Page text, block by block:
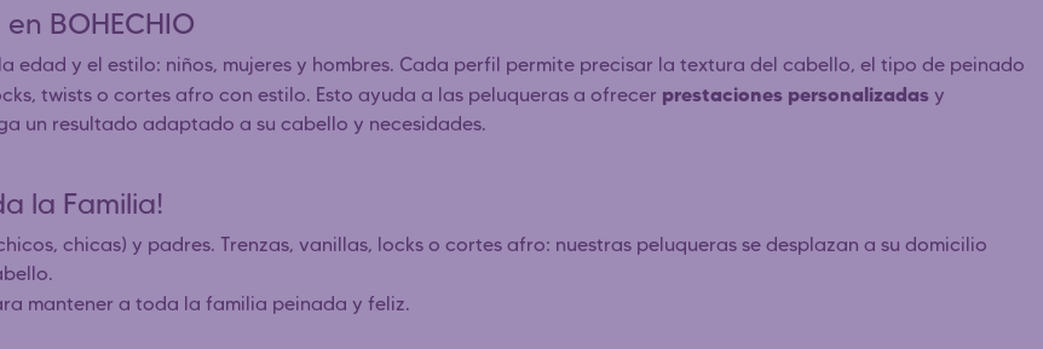
BOHECHIO
edad y el estilo: niños, mujeres y hombres. Cada perfil permite precisar la textura del cabello, el tipo de peinado
twists o cortes afro con estilo. Esto ayuda a las peluqueras a ofrecer prestaciones personalizadas y
un resultado adaptado a su cabello y necesidades.
la Familia!
chicas) y padres. Trenzas, vanillas, locks o cortes afro: nuestras peluqueras se desplazan a su domicilio
mantener a toda la familia peinada y feliz.